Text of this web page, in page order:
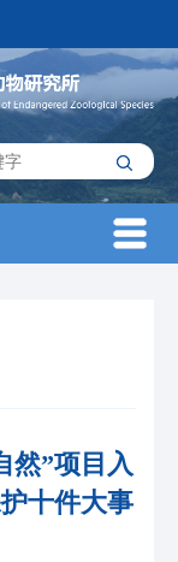
然”项目入
十件大事